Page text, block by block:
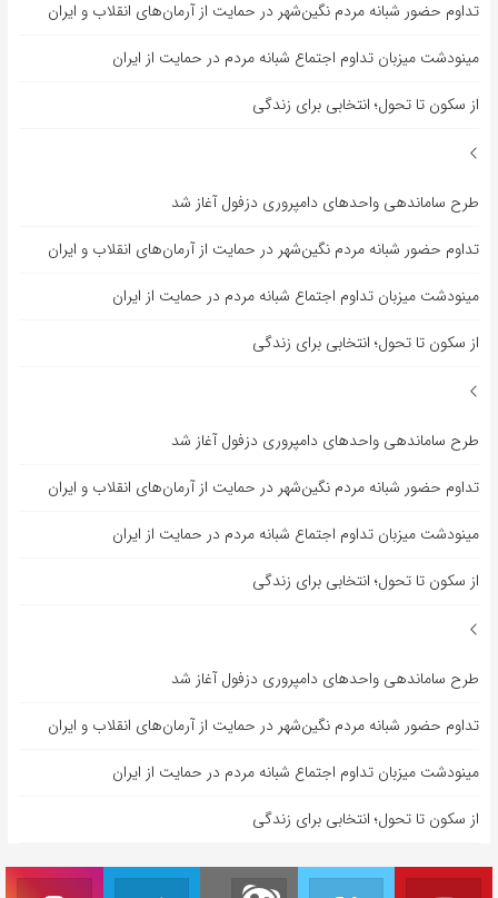
تداوم حضور شبانه مردم نگین‌شهر در حمایت از آرمان‌های انقلاب و ایران
مینودشت میزبان تداوم اجتماع شبانه مردم در حمایت از ایران
از سکون تا تحول؛ انتخابی برای زندگی
طرح ساماندهی واحدهای دامپروری دزفول آغاز شد
تداوم حضور شبانه مردم نگین‌شهر در حمایت از آرمان‌های انقلاب و ایران
مینودشت میزبان تداوم اجتماع شبانه مردم در حمایت از ایران
از سکون تا تحول؛ انتخابی برای زندگی
طرح ساماندهی واحدهای دامپروری دزفول آغاز شد
تداوم حضور شبانه مردم نگین‌شهر در حمایت از آرمان‌های انقلاب و ایران
مینودشت میزبان تداوم اجتماع شبانه مردم در حمایت از ایران
از سکون تا تحول؛ انتخابی برای زندگی
طرح ساماندهی واحدهای دامپروری دزفول آغاز شد
تداوم حضور شبانه مردم نگین‌شهر در حمایت از آرمان‌های انقلاب و ایران
مینودشت میزبان تداوم اجتماع شبانه مردم در حمایت از ایران
از سکون تا تحول؛ انتخابی برای زندگی